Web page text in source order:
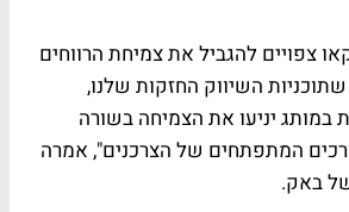
צפויים להגביל את צמיחת הרווחים
השיווק החזקות שלנו,
יניעו את הצמיחה בשורה
המתפתחים של הצרכנים", אמרה
באק.